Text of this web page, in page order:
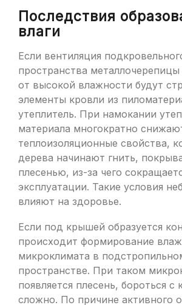
Последствия
влаги
Если вентиляция
пространства металлочерепицы
от высокой влажности будут
элементы кровли из
утеплитель. При намокании
материала многократно
теплоизоляционные свойства,
дерева начинают гнить,
плесенью, из-за чего
эксплуатации. Такие условия
влияют на здоровье.
Если под крышей образуется
происходит формирование
микроклимата в
пространстве. При таком
появляется плесень, бороться с
сложно. По причине активного